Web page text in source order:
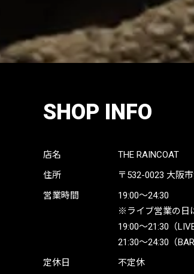
SHOP INFO
店名
THE RAINCOAT
住所
〒532-0023 大阪
営業時間
19:00〜24:30
※ライブ営業の日
19:00〜21:30（LIVE
21:30〜24:30（BAR
定休日
不定休